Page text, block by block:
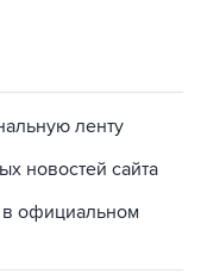
ленту
новостей сайта
в официальном